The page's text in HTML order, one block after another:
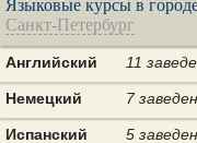
Языковые курсы в
Санкт-Петербург
Английский 11
Немецкий 7
Испанский 5